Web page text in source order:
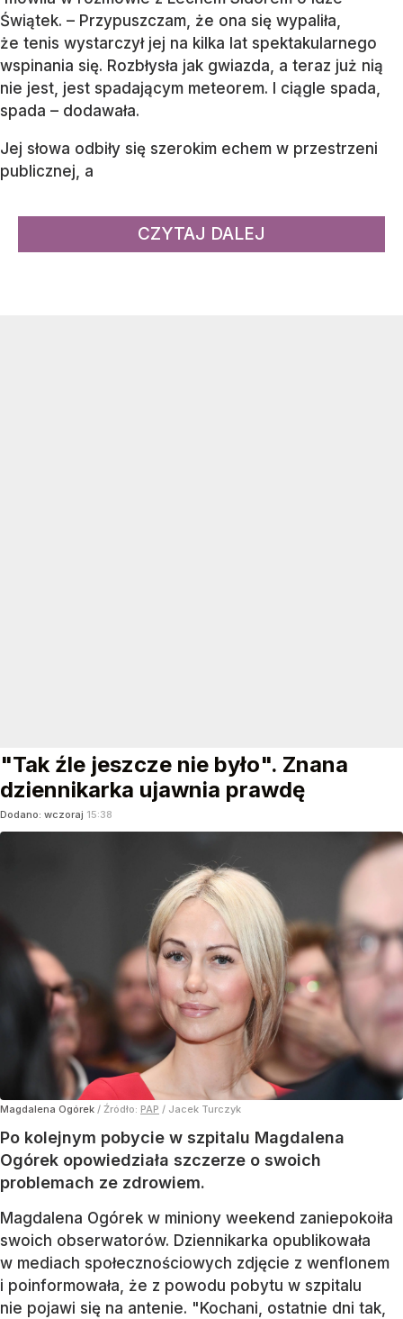
Świątek. – Przypuszczam, że ona się wypaliła,
że tenis wystarczył jej na kilka lat spektakularnego
wspinania się. Rozbłysła jak gwiazda, a teraz już nią
nie jest, jest spadającym meteorem. I ciągle spada,
spada – dodawała.
Jej słowa odbiły się szerokim echem w przestrzeni
publicznej, a
CZYTAJ DALEJ
"Tak źle jeszcze nie było". Znana
dziennikarka ujawnia prawdę
Dodano: wczoraj 15:38
Magdalena Ogórek / Źródło: PAP / Jacek Turczyk
Po kolejnym pobycie w szpitalu Magdalena
Ogórek opowiedziała szczerze o swoich
problemach ze zdrowiem.
Magdalena Ogórek w miniony weekend zaniepokoiła
swoich obserwatorów. Dziennikarka opublikowała
w mediach społecznościowych zdjęcie z wenflonem
i poinformowała, że z powodu pobytu w szpitalu
nie pojawi się na antenie. "Kochani, ostatnie dni tak,